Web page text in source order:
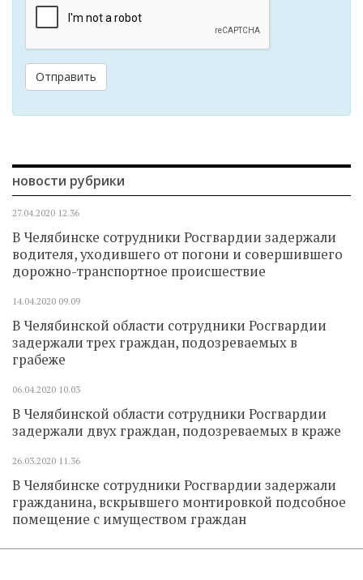
Отправить
новости рубрики
27.04.2020 12.36
В Челябинске сотрудники Росгвардии задержали
водителя, уходившего от погони и совершившего
дорожно-транспортное происшествие
14.04.2020 09.09
В Челябинской области сотрудники Росгвардии
задержали трех граждан, подозреваемых в
грабеже
06.04.2020 10.03
В Челябинской области сотрудники Росгвардии
задержали двух граждан, подозреваемых в краже
26.03.2020 11.36
В Челябинске сотрудники Росгвардии задержали
гражданина, вскрывшего монтировкой подсобное
помещение с имуществом граждан